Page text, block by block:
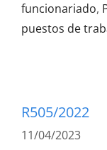
funcionariado,
puestos de
R505/2022
11/04/2023